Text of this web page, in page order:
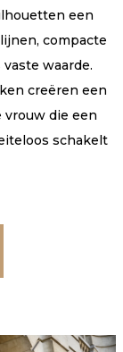
een
compacte
waarde.
creëren een
vrouw die een
schakelt